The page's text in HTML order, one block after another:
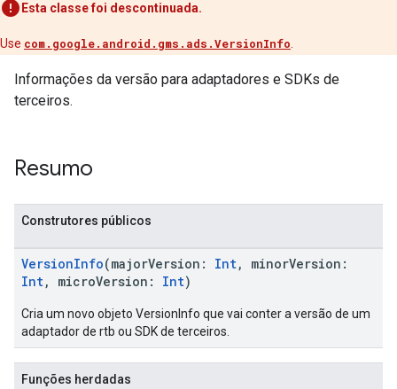
Esta classe foi descontinuada.
Use com.google.android.gms.ads.VersionInfo
Informações da versão para adaptadores e SDKs de
terceiros.
Resumo
Construtores públicos
VersionInfo(majorVersion: Int, minorVersion:
Int, microVersion: Int)
Cria um novo objeto VersionInfo que vai conter a versão de um
adaptador de rtb ou SDK de terceiros.
Funções herdadas